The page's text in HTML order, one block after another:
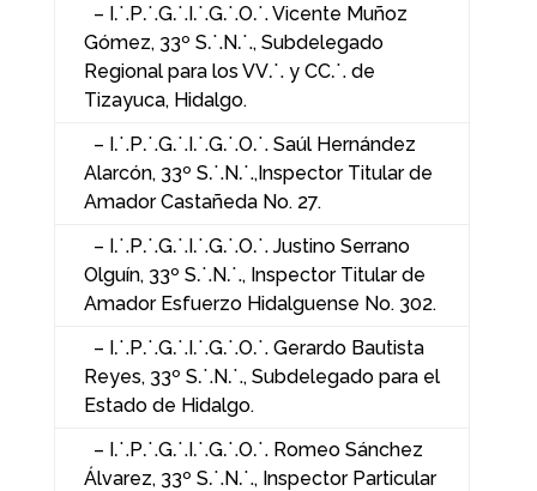
– I⸫P⸫G⸫I⸫G⸫O⸫ Vicente Muñoz
Gómez, 33º S⸫N⸫, Subdelegado
Regional para los VV⸫ y CC⸫ de
Tizayuca, Hidalgo.
– I⸫P⸫G⸫I⸫G⸫O⸫ Saúl Hernández
Alarcón, 33º S⸫N⸫,Inspector Titular de
Amador Castañeda No. 27.
– I⸫P⸫G⸫I⸫G⸫O⸫ Justino Serrano
Olguín, 33º S⸫N⸫, Inspector Titular de
Amador Esfuerzo Hidalguense No. 302.
– I⸫P⸫G⸫I⸫G⸫O⸫ Gerardo Bautista
Reyes, 33º S⸫N⸫, Subdelegado para el
Estado de Hidalgo.
– I⸫P⸫G⸫I⸫G⸫O⸫ Romeo Sánchez
Álvarez, 33º S⸫N⸫, Inspector Particular